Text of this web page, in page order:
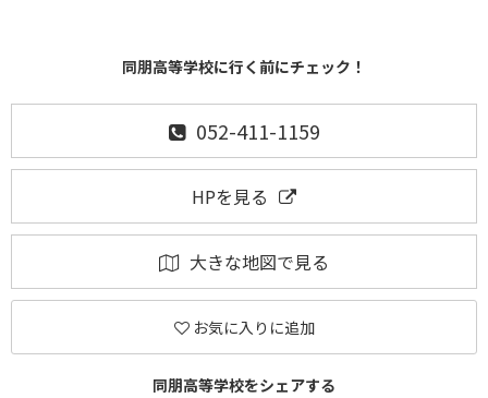
同朋高等学校に行く前にチェック！
052-411-1159
HPを見る
大きな地図で見る
お気に入りに追加
同朋高等学校をシェアする